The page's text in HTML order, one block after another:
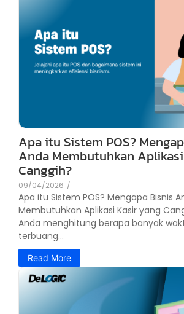
Apa itu Sistem POS?
Anda Membutuhkan
Canggih?
09/04/2026 /
Apa itu Sistem POS? Mengapa Bisnis
Membutuhkan Aplikasi Kasir yang
Anda menghitung berapa banyak
terbuang...
Read More